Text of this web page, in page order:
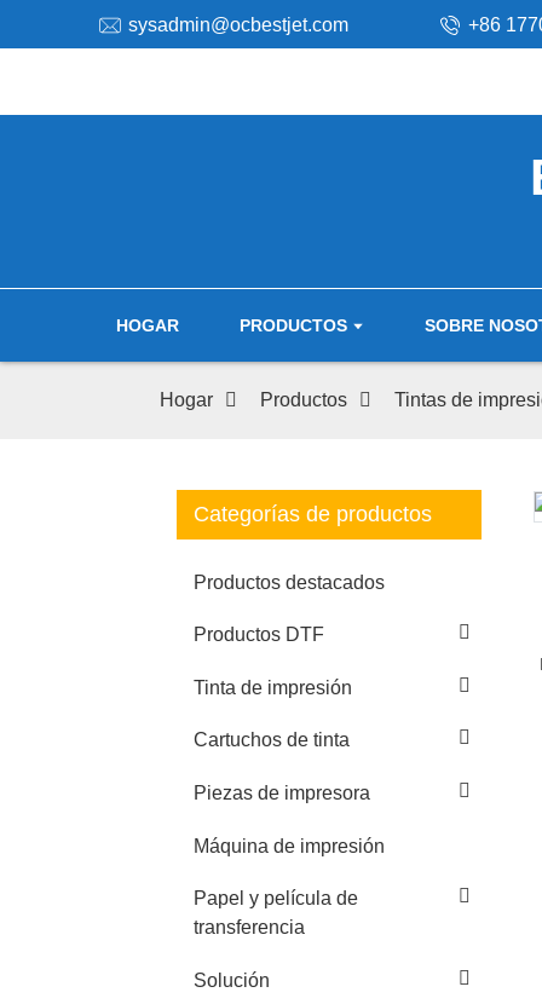
sysadmin@ocbestjet.com +86
HOGAR PRODUCTOS SOBRE
Hogar Productos Tintas de
Categorías de productos
Productos destacados
Productos DTF
Tinta de impresión
Cartuchos de tinta
Piezas de impresora
Máquina de impresión
Papel y película de
transferencia
Solución
Loading...
Loading...